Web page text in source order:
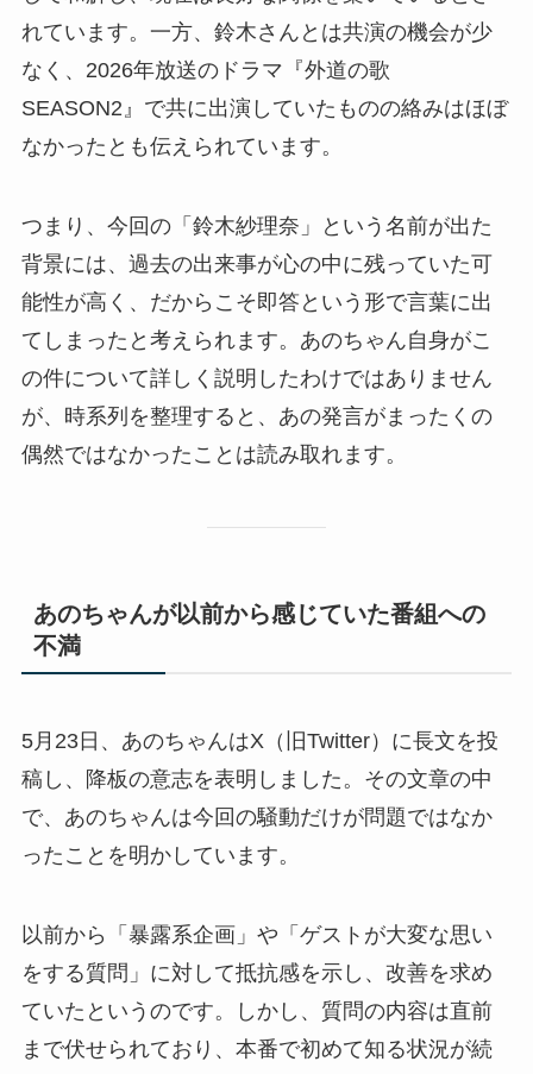
れています。一方、鈴木さんとは共演の機会が少
なく、2026年放送のドラマ『外道の歌
SEASON2』で共に出演していたものの絡みはほぼ
なかったとも伝えられています。
つまり、今回の「鈴木紗理奈」という名前が出た
背景には、過去の出来事が心の中に残っていた可
能性が高く、だからこそ即答という形で言葉に出
てしまったと考えられます。あのちゃん自身がこ
の件について詳しく説明したわけではありません
が、時系列を整理すると、あの発言がまったくの
偶然ではなかったことは読み取れます。
あのちゃんが以前から感じていた番組への
不満
5月23日、あのちゃんはX（旧Twitter）に長文を投
稿し、降板の意志を表明しました。その文章の中
で、あのちゃんは今回の騒動だけが問題ではなか
ったことを明かしています。
以前から「暴露系企画」や「ゲストが大変な思い
をする質問」に対して抵抗感を示し、改善を求め
ていたというのです。しかし、質問の内容は直前
まで伏せられており、本番で初めて知る状況が続